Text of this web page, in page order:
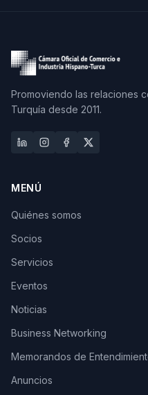
Promoviendo las relaciones
Turquía desde 2011.
MENÚ
Quiénes somos
Socios
Servicios
Eventos
Noticias
Business Networking
Memorandos de
Anuncios